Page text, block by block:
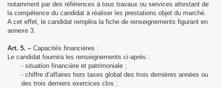
notamment par des références à tous travaux ou services attestant de
la compétence du candidat à réaliser les prestations objet du marché.
A cet effet, le candidat remplira la fiche de renseignements figurant en
annexe 3.
Art. 5. – Capacités financières :
Le candidat fournira les renseignements ci-après :
- situation financière et patrimoniale ;
- chiffre d’affaires hors taxes global des trois dernières années ou
des trois derniers exercices clos ;